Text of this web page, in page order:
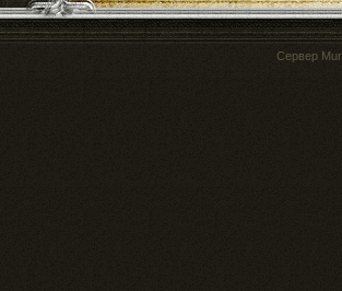
Сервер